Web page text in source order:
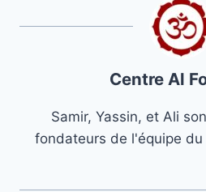
Centre Al
Samir, Yassin, et Ali
fondateurs de l'équipe du